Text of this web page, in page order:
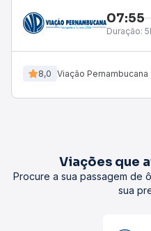
07:55
Duração:
8,0 Viação Pernambucana
Viações que
Procure a sua passagem de
sua